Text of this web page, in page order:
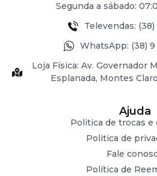
Segunda a sábado:
Televendas: (38)
WhatsApp: (38)
Loja Física: Av. Governador
Esplanada, Montes
Ajuda
Politica de trocas e
Politica de
Fale
Política de